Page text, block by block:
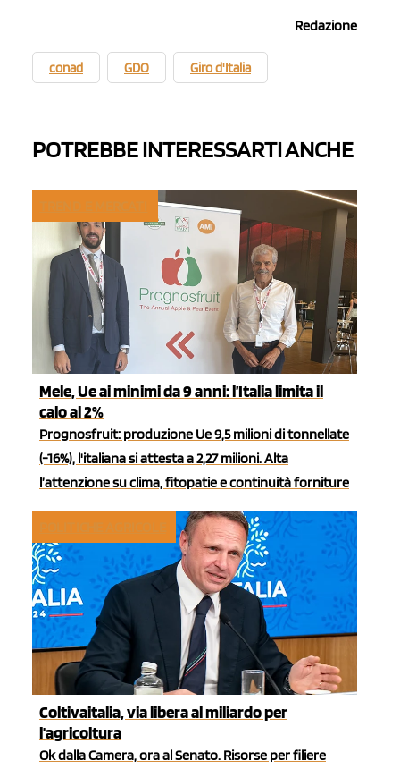
Redazione
conad GDO Giro d'Italia
POTREBBE INTERESSARTI ANCHE
Mele, Ue ai minimi da 9 anni: l’Italia limita il
calo al 2%
Prognosfruit: produzione Ue 9,5 milioni di tonnellate
(-16%), l'italiana si attesta a 2,27 milioni. Alta
l’attenzione su clima, fitopatie e continuità forniture
Coltivaitalia, via libera al miliardo per
l'agricoltura
Ok dalla Camera, ora al Senato. Risorse per filiere